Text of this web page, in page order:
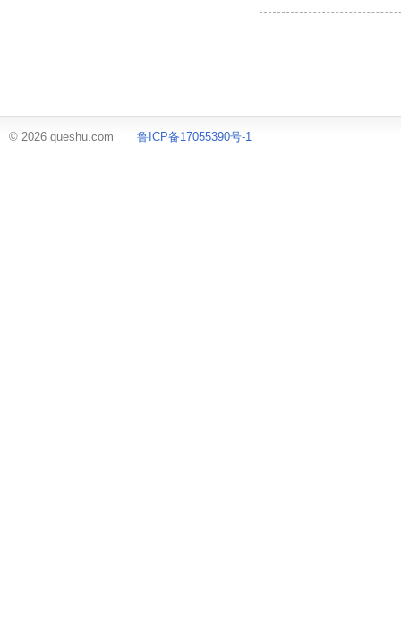
© 2026 queshu.com 鲁ICP备17055390号-1